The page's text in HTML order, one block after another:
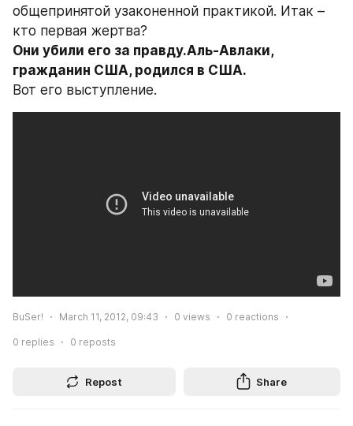
общепринятой узаконенной практикой. Итак –
кто первая жертва?
Они убили его за правду.Аль-Авлаки,
гражданин США, родился в США.
Вот его выступление.
BuSer! March 11, 2012, 09:43 0 views 0 reactions
0 replies 0 reposts
Repost Share